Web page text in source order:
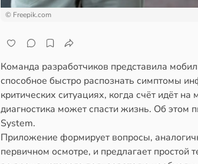
© Freepik.com
Команда разработчиков представила
способное быстро распознать симптомы
критических ситуациях, когда счёт идёт
диагностика может спасти жизнь. Об этом
System.
Приложение формирует вопросы,
первичном осмотре, и предлагает простой